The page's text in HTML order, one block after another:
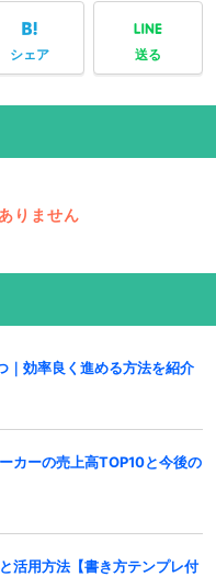
シェア 送る
りません
｜効率良く進める方法を紹介
カーの売上高TOP10と今後の
活用方法【書き方テンプレ付